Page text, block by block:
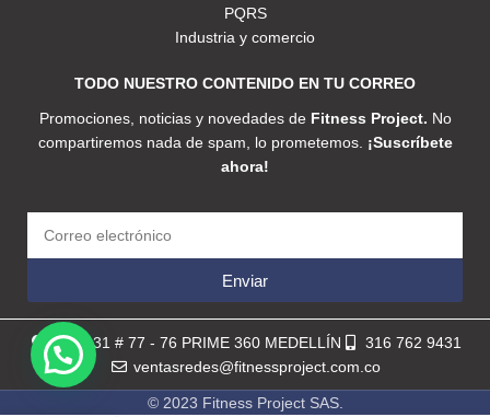
PQRS
Industria y comercio
TODO NUESTRO CONTENIDO EN TU CORREO
Promociones, noticias y novedades de Fitness Project. No
compartiremos nada de spam, lo prometemos. ¡Suscríbete
ahora!
Enviar
Calle 31 # 77 - 76 PRIME 360 MEDELLÍN
316 762 9431
ventasredes@fitnessproject.com.co
© 2023 Fitness Project SAS.